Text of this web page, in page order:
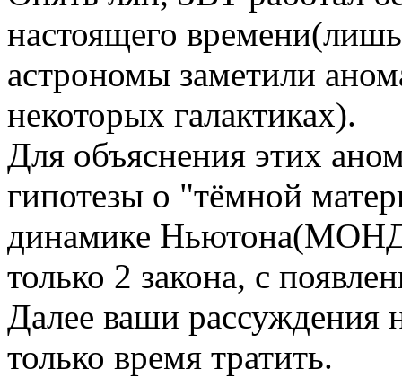
настоящего
астрономы заметили
некоторых галактиках).
Для объяснения этих
гипотезы о "тёмной
динамике
только 2 закона, с
Далее ваши рассуждения
только время тратить.